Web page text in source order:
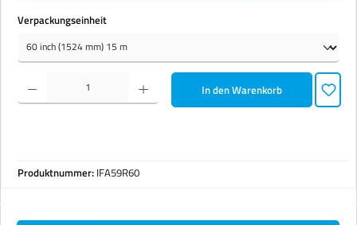
Verpackungseinheitauswählen
Produkt Anzahl: Gib den gewünschten Wert ein oder benutze die Schaltflächen um die Anzahl zu
In den Warenkorb
Produktnummer: IFA59R60